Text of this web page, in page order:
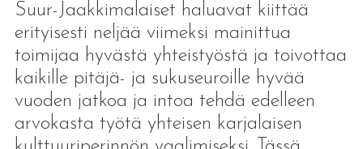
Suur-Jaakkimalaiset haluavat kiittää
erityisesti neljää viimeksi mainittua
toimijaa hyvästä yhteistyöstä ja toivottaa
kaikille pitäjä- ja sukuseuroille hyvää
vuoden jatkoa ja intoa tehdä edelleen
arvokasta työtä yhteisen karjalaisen